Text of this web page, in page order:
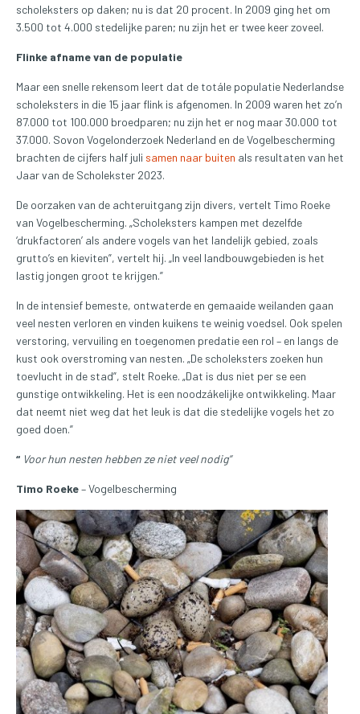
scholeksters op daken; nu is dat 20 procent. In 2009 ging het om
3.500 tot 4.000 stedelijke paren; nu zijn het er twee keer zoveel.
Flinke afname van de populatie
Maar een snelle rekensom leert dat de totále populatie Nederlandse
scholeksters in die 15 jaar flink is afgenomen. In 2009 waren het zo’n
87.000 tot 100.000 broedparen; nu zijn het er nog maar 30.000 tot
37.000. Sovon Vogelonderzoek Nederland en de Vogelbescherming
brachten de cijfers half juli samen naar buiten als resultaten van het
Jaar van de Scholekster 2023.
De oorzaken van de achteruitgang zijn divers, vertelt Timo Roeke
van Vogelbescherming. „Scholeksters kampen met dezelfde
‘drukfactoren’ als andere vogels van het landelijk gebied, zoals
grutto’s en kieviten”, vertelt hij. „In veel landbouwgebieden is het
lastig jongen groot te krijgen.”
In de intensief bemeste, ontwaterde en gemaaide weilanden gaan
veel nesten verloren en vinden kuikens te weinig voedsel. Ook spelen
verstoring, vervuiling en toegenomen predatie een rol – en langs de
kust ook overstroming van nesten. „De scholeksters zoeken hun
toevlucht in de stad”, stelt Roeke. „Dat is dus niet per se een
gunstige ontwikkeling. Het is een noodzákelijke ontwikkeling. Maar
dat neemt niet weg dat het leuk is dat die stedelijke vogels het zo
goed doen.”
“Voor hun nesten hebben ze niet veel nodig”
Timo Roeke– Vogelbescherming